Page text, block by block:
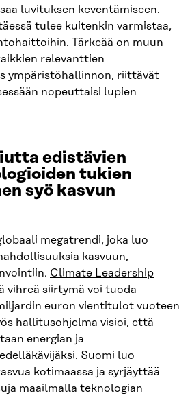
luvituksen keventämiseen.
tulee kuitenkin varmistaa,
Tärkeää on muun
relevanttien
ympäristöhallinnon, riittävät
nopeuttaisi lupien
edistävien
tukien
syö kasvun
megatrendi, joka luo
kasvuun,
Climate Leadership
vihreä siirtymä voi tuoda
euron vientitulot vuoteen
hallitusohjelma visioi, että
energian ja
Suomi luo
kotimaassa ja syrjäyttää
maailmalla teknologian